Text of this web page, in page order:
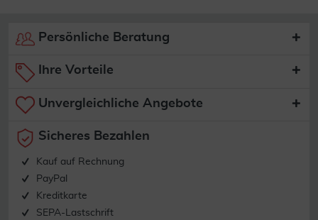
Persönliche Beratung
Ihre Vorteile
Unvergleichliche Angebote
Sicheres Bezahlen
Kauf auf Rechnung
PayPal
Kreditkarte
SEPA-Lastschrift